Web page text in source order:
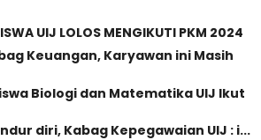
UIJ LOLOS MENGIKUTI PKM 2024
Keuangan, Karyawan ini Masih
Biologi dan Matematika UIJ Ikut
diri, Kabag Kepegawaian UIJ : i...